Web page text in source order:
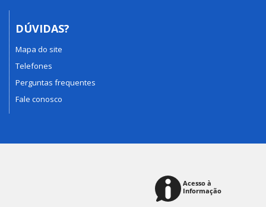
DÚVIDAS?
Mapa do site
Telefones
Perguntas frequentes
Fale conosco